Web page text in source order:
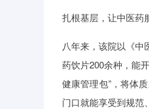
扎根基层，让中医药
八年来，该院以《中
药饮片200余种，能
健康管理包”，将体
门口就能享受到规范